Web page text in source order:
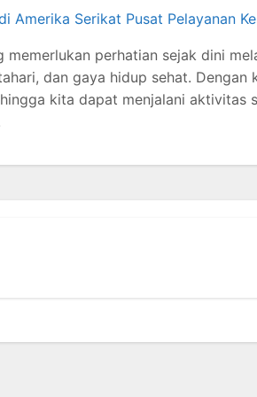
Amerika Serikat Pusat Pelayanan
memerlukan perhatian sejak dini
dan gaya hidup sehat. Dengan
kita dapat menjalani aktivitas